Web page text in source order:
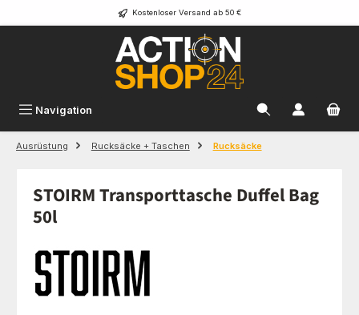
Zum Hauptinhalt springen Kostenloser Versand ab 50 €
Navigation
Ausrüstung Rucksäcke + Taschen Rucksäcke
STOIRM Transporttasche Duffel Bag
50l